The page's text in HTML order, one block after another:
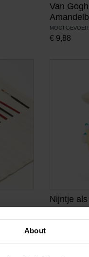
About
Van
MOOI
€ 9,88
Nijntje
ZACHTE
€19,79